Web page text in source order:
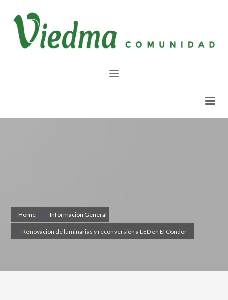
Home Información General
Renovación de luminarias y reconversión a LED en El Cóndor